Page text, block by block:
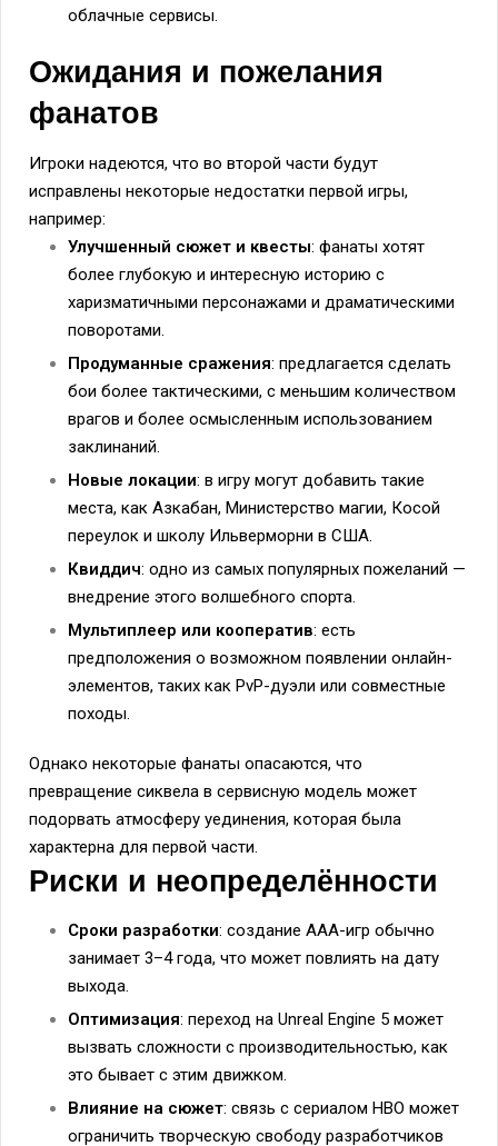
облачные сервисы.
Ожидания и пожелания
фанатов
Игроки надеются, что во второй части будут
исправлены некоторые недостатки первой игры,
например:
Улучшенный сюжет и квесты: фанаты хотят
более глубокую и интересную историю с
харизматичными персонажами и драматическими
поворотами.
Продуманные сражения: предлагается сделать
бои более тактическими, с меньшим количеством
врагов и более осмысленным использованием
заклинаний.
Новые локации: в игру могут добавить такие
места, как Азкабан, Министерство магии, Косой
переулок и школу Ильверморни в США.
Квиддич: одно из самых популярных пожеланий —
внедрение этого волшебного спорта.
Мультиплеер или кооператив: есть
предположения о возможном появлении онлайн-
элементов, таких как PvP-дуэли или совместные
походы.
Однако некоторые фанаты опасаются, что
превращение сиквела в сервисную модель может
подорвать атмосферу уединения, которая была
характерна для первой части.
Риски и неопределённости
Сроки разработки: создание AAA-игр обычно
занимает 3–4 года, что может повлиять на дату
выхода.
Оптимизация: переход на Unreal Engine 5 может
вызвать сложности с производительностью, как
это бывает с этим движком.
Влияние на сюжет: связь с сериалом HBO может
ограничить творческую свободу разработчиков